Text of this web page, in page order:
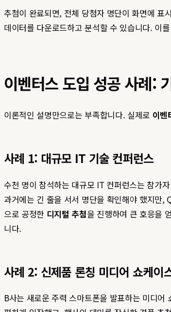
추첨이 완료되면, 전체 당첨자 명단이 화면에 표
데이터를 다운로드하고 분석할 수 있습니다. 이
이벤터스 도입 성공 사례:
이론적인 설명만으로는 부족합니다. 실제로 이벤
사례 1: 대규모 IT 기술 컨퍼런스
수천 명이 참석하는 대규모 IT 컨퍼런스는 참가
과거에는 긴 줄을 서서 명단을 확인해야 했지만,
으로 공정한 디지털 추첨을 진행하여 큰 호응을
니다.
사례 2: 신제품 론칭 미디어 쇼케이
B사는 새로운 주력 스마트폰을 발표하는 미디